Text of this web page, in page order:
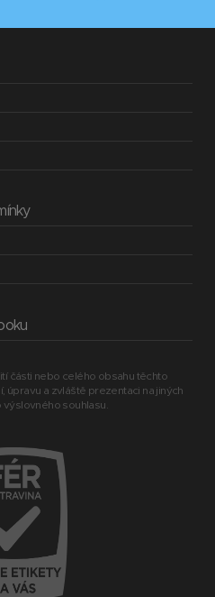
části nebo celého obsahu těchto
úpravu a zvláště prezentaci na jiných
souhlasu.